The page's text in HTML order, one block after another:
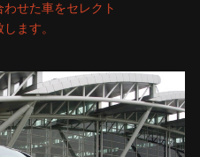
せた車をセレクト
ます。